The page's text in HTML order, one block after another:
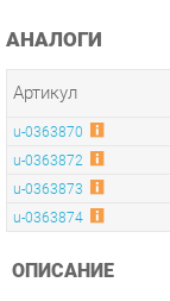
u-0363872
u-0363874
ОПИСАНИЕ
Вращающийся стул
подлокотники